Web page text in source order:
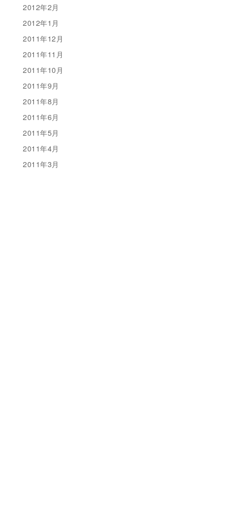
2012年2月
2012年1月
2011年12月
2011年11月
2011年10月
2011年9月
2011年8月
2011年6月
2011年5月
2011年4月
2011年3月